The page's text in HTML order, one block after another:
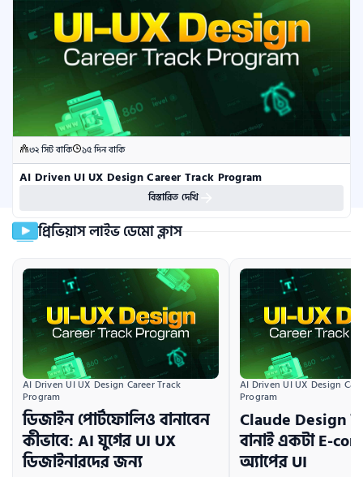
৩২ সিট বাকি ১৫ দিন বাকি
AI Driven UI UX Design Career Track Program
বিস্তারিত দেখি
প্রিভিয়াস লাইভ ডেমো ক্লাস
AI Driven UI UX Design Career Track
Program
ডিজাইন পোর্টফোলিও বানাবেন
কীভাবে: AI যুগের UI UX
ডিজাইনারদের জন্য
AI Driven UI UX Design
Program
Claude Design
বানাই একটা E-
অ্যাপের UI